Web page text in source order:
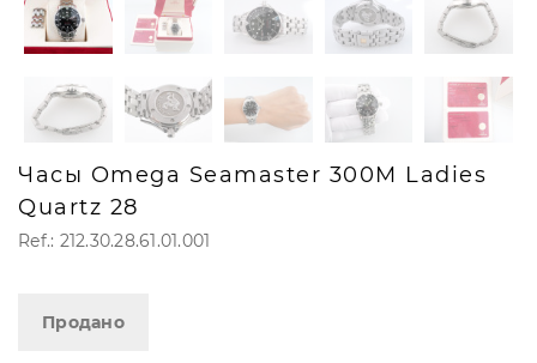
Часы Omega Seamaster 300M Ladies
Quartz 28
Ref.: 212.30.28.61.01.001
Продано